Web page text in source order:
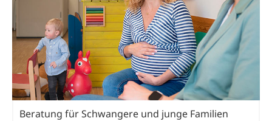
Beratung für Schwangere und junge Familien